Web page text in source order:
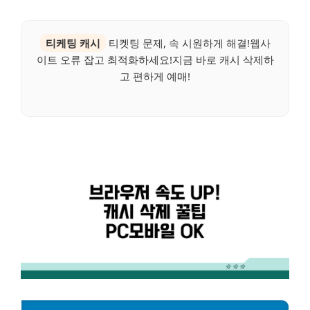
티케팅 캐시
티켓팅 문제, 속 시원하게 해결!웹사
이트 오류 잡고 최적화하세요!지금 바로 캐시 삭제하
고 편하게 예매!